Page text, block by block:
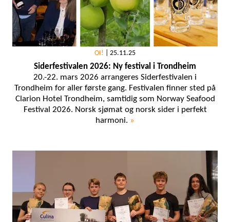
OI! 25.11.25
Siderfestivalen 2026: Ny festival i Trondheim
20.-22. mars 2026 arrangeres Siderfestivalen i
Trondheim for aller første gang. Festivalen finner sted på
Clarion Hotel Trondheim, samtidig som Norway Seafood
Festival 2026. Norsk sjømat og norsk sider i perfekt
harmoni. »